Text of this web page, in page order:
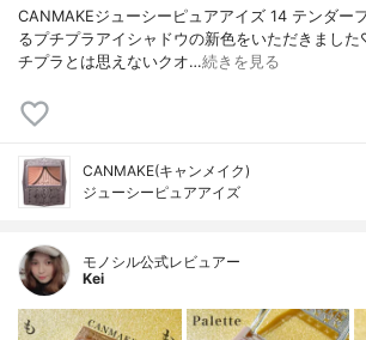
CANMAKEジューシーピュアアイズ 14 テンダー
るプチプラアイシャドウの新色をいただきまし
チプラとは思えないクオ…続きを見る
CANMAKE(キャンメイク)
ジューシーピュアアイズ
モノシル公式レビュアー
Kei